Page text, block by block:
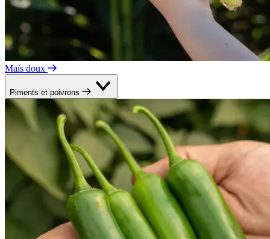
Maïs doux
Piments et poivrons